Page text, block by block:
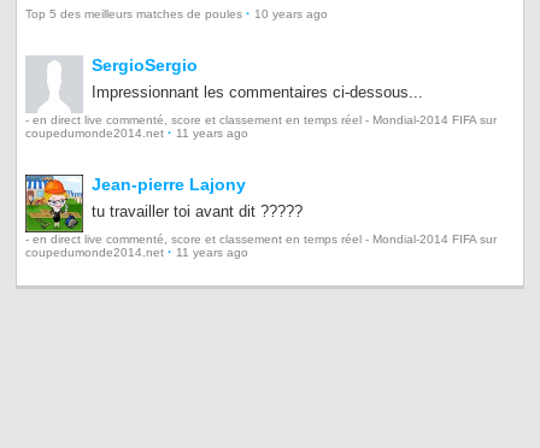
Top 5 des meilleurs matches de poules · 10 years ago
SergioSergio
Impressionnant les commentaires ci-dessous...
- en direct live commenté, score et classement en temps réel - Mondial-2014 FIFA sur
coupedumonde2014.net · 11 years ago
Jean-pierre Lajony
tu travailler toi avant dit ?????
- en direct live commenté, score et classement en temps réel - Mondial-2014 FIFA sur
coupedumonde2014.net · 11 years ago